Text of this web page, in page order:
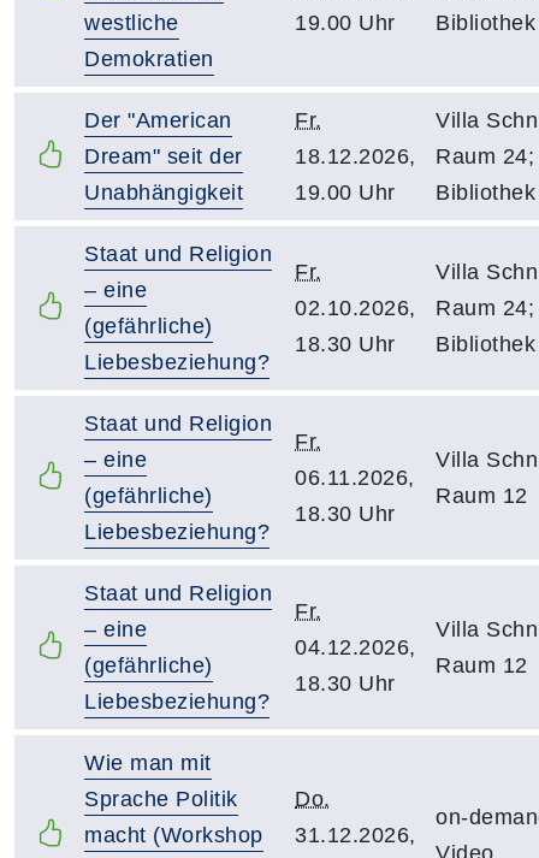
westliche
Demokratien
19.00 Uhr
Bibliothek
Der "American
Dream" seit der
Unabhängigkeit
Fr.
18.12.2026,
19.00 Uhr
Villa
Raum 24;
Bibliothek
Staat und Religion
– eine
(gefährliche)
Liebesbeziehung?
Fr.
02.10.2026,
18.30 Uhr
Villa
Raum 24;
Bibliothek
Staat und Religion
– eine
(gefährliche)
Liebesbeziehung?
Fr.
06.11.2026,
18.30 Uhr
Villa
Raum 12
Staat und Religion
– eine
(gefährliche)
Liebesbeziehung?
Fr.
04.12.2026,
18.30 Uhr
Villa
Raum 12
Wie man mit
Sprache Politik
macht (Workshop
Do.
31.12.2026,
on-
Video